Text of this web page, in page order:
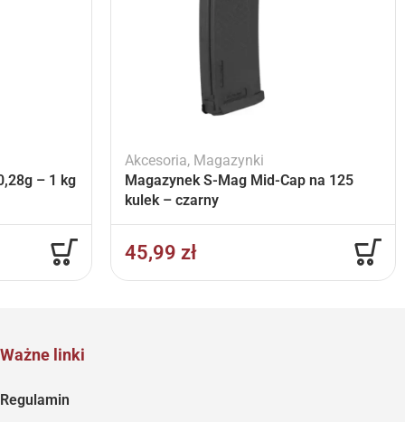
– 1 kg
Akcesoria, Magazynki
Magazynek S-Mag Mid-Cap na 125
kulek – czarny
45,99 zł
Ważne linki
Regulamin